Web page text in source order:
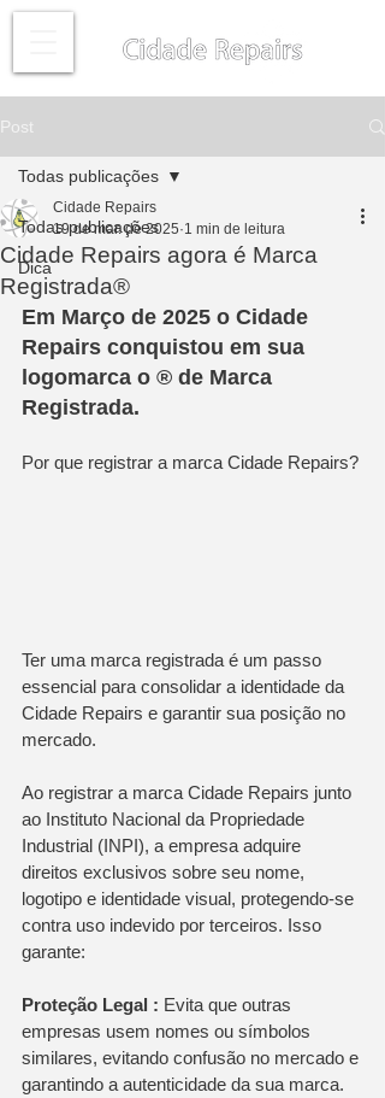
Post
Todas publicações
Dica
Todas publicações
Cidade Repairs agora é Marca
Registrada®️
Cidade Repairs
19 de mar. de 2025 1 min de leitura
Em Março de 2025 o Cidade
Repairs conquistou em sua
logomarca o ®️ de Marca
Registrada.
Por que registrar a marca Cidade Repairs?
Ter uma marca registrada é um passo
essencial para consolidar a identidade da
Cidade Repairs e garantir sua posição no
mercado.
Ao registrar a marca Cidade Repairs junto
ao Instituto Nacional da Propriedade
Industrial (INPI), a empresa adquire
direitos exclusivos sobre seu nome,
logotipo e identidade visual, protegendo-se
contra uso indevido por terceiros. Isso
garante:
Proteção Legal : Evita que outras
empresas usem nomes ou símbolos
similares, evitando confusão no mercado e
garantindo a autenticidade da sua marca.